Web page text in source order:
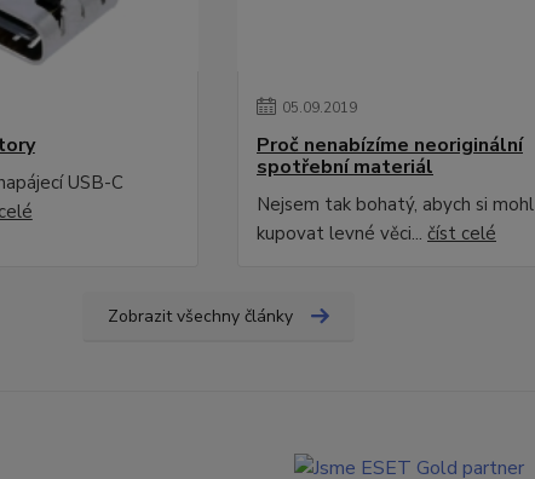
USB-C
05.09.2019
Proč nenabízíme neoriginální
spotřební materiál
Nejsem tak bohatý, abych si mohl
kupovat levné věci... číst celé
Zobrazit všechny články